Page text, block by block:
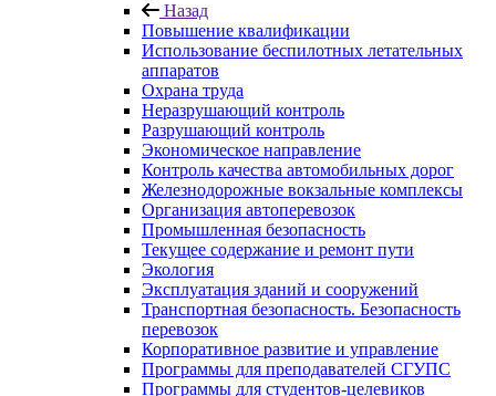
Назад
Повышение квалификации
Использование беспилотных летательных
аппаратов
Охрана труда
Неразрушающий контроль
Разрушающий контроль
Экономическое направление
Контроль качества автомобильных дорог
Железнодорожные вокзальные комплексы
Организация автоперевозок
Промышленная безопасность
Текущее содержание и ремонт пути
Экология
Эксплуатация зданий и сооружений
Транспортная безопасность. Безопасность
перевозок
Корпоративное развитие и управление
Программы для преподавателей СГУПС
Программы для студентов-целевиков